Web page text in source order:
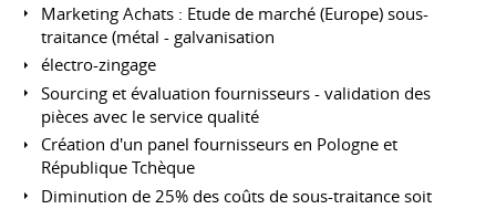
Marketing Achats : Etude de marché (Europe) sous-
traitance (métal - galvanisation
électro-zingage
Sourcing et évaluation fournisseurs - validation des
pièces avec le service qualité
Création d'un panel fournisseurs en Pologne et
République Tchèque
Diminution de 25% des coûts de sous-traitance soit